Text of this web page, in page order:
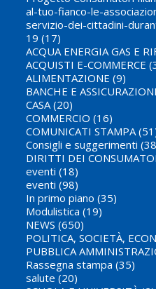
al-tuo-fianco-le-
servizio-dei-cittadini-
19 (17)
ACQUA ENERGIA GAS E
ACQUISTI E-COMMERCE
ALIMENTAZIONE (9)
BANCHE E ASSICURAZIONI
CASA (20)
COMMERCIO (16)
COMUNICATI STAMPA
Consigli e suggerimenti
DIRITTI DEI
eventi (18)
eventi (98)
In primo piano (35)
Modulistica (19)
NEWS (650)
POLITICA, SOCIETÀ,
PUBBLICA
Rassegna stampa (35)
salute (20)